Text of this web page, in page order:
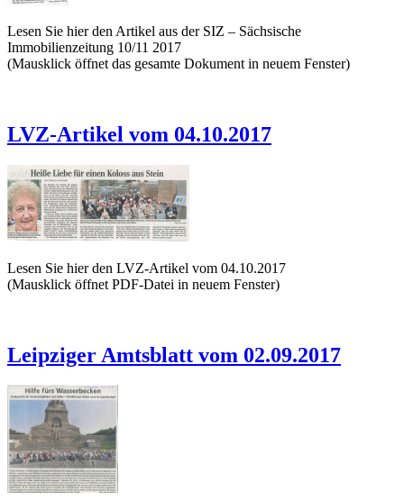
Lesen Sie hier den Artikel aus der SIZ – Sächsische
Immobilienzeitung 10/11 2017
(Mausklick öffnet das gesamte Dokument in neuem Fenster)
LVZ-Artikel vom 04.10.2017
Lesen Sie hier den LVZ-Artikel vom 04.10.2017
(Mausklick öffnet PDF-Datei in neuem Fenster)
Leipziger Amtsblatt vom 02.09.2017